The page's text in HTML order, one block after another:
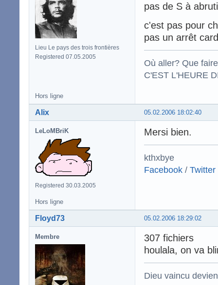
Lieu Le pays des trois frontières
Registered 07.05.2005
pas de S à
c'est pas pour
pas un arrêt
Où aller? Que
C'EST L'HEURE
Hors ligne
05.02.2006 18:02:40
Alix
LeLoMBriK
Registered 30.03.2005
Mersi bien.
kthxbye
Facebook / Twitter
Hors ligne
05.02.2006 18:29:02
Floyd73
Membre
307 fichiers
houlala, on va
Dieu vaincu